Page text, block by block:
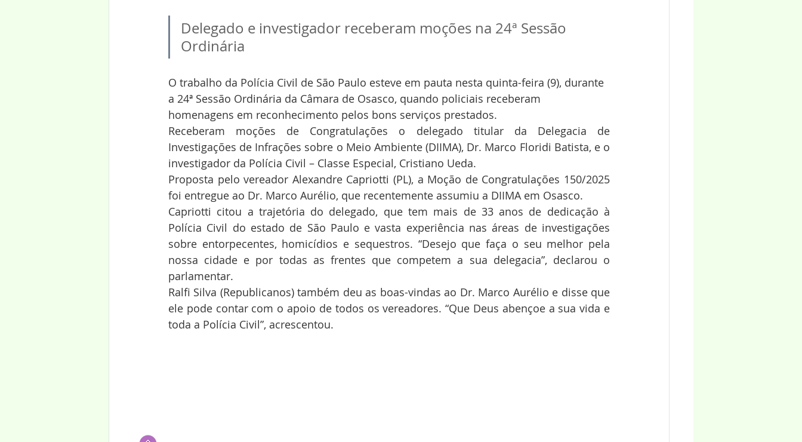
Delegado e investigador receberam moções na 24ª Sessão
Ordinária
O trabalho da Polícia Civil de São Paulo esteve em pauta nesta quinta-feira (9), durante
a 24ª Sessão Ordinária da Câmara de Osasco, quando policiais receberam
homenagens em reconhecimento pelos bons serviços prestados.
Receberam moções de Congratulações o delegado titular da Delegacia de
Investigações de Infrações sobre o Meio Ambiente (DIIMA), Dr. Marco Floridi Batista, e o
investigador da Polícia Civil – Classe Especial, Cristiano Ueda.
Proposta pelo vereador Alexandre Capriotti (PL), a Moção de Congratulações 150/2025
foi entregue ao Dr. Marco Aurélio, que recentemente assumiu a DIIMA em Osasco.
Capriotti citou a trajetória do delegado, que tem mais de 33 anos de dedicação à
Polícia Civil do estado de São Paulo e vasta experiência nas áreas de investigações
sobre entorpecentes, homicídios e sequestros. “Desejo que faça o seu melhor pela
nossa cidade e por todas as frentes que competem a sua delegacia”, declarou o
parlamentar.
Ralfi Silva (Republicanos) também deu as boas-vindas ao Dr. Marco Aurélio e disse que
ele pode contar com o apoio de todos os vereadores. “Que Deus abençoe a sua vida e
toda a Polícia Civil”, acrescentou.